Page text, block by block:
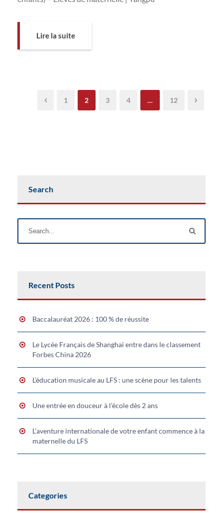
Lire la suite
1 2 3 4 … 12
Search
Recent Posts
Baccalauréat 2026 : 100 % de réussite
Le Lycée Français de Shanghai entre dans le classement
Forbes China 2026
L’éducation musicale au LFS : une scène pour les talents
Une entrée en douceur à l’école dès 2 ans
L’aventure internationale de votre enfant commence à la
maternelle du LFS
Categories